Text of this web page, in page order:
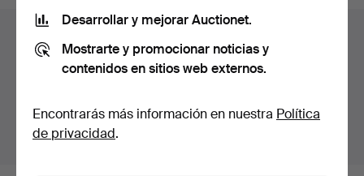
Estás viendo únicamente los lotes en Suecia.
para todas nuestras piezas.
Mostrar lotes fuera de Suecia
Desarrollar y mejorar Auctionet.
Mostrarte y promocionar noticias y
contenidos en sitios web externos.
Encontrarás más información en nuestra Política
de privacidad.